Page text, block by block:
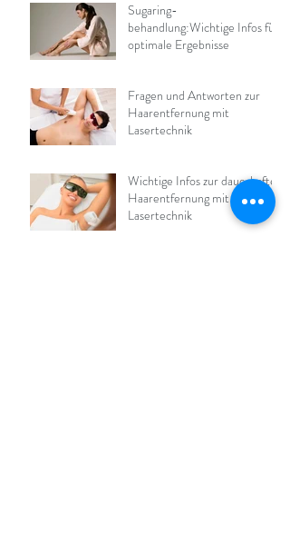
Sugaring-
behandlung:Wichtige Infos für
optimale Ergebnisse
Fragen und Antworten zur
Haarentfernung mit
Lasertechnik
Wichtige Infos zur dauerhaften
Haarentfernung mit
Lasertechnik